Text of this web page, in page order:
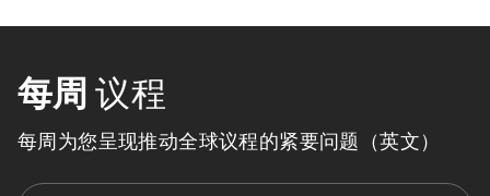
每周 议程
每周为您呈现推动全球议程的紧要问题（英文）